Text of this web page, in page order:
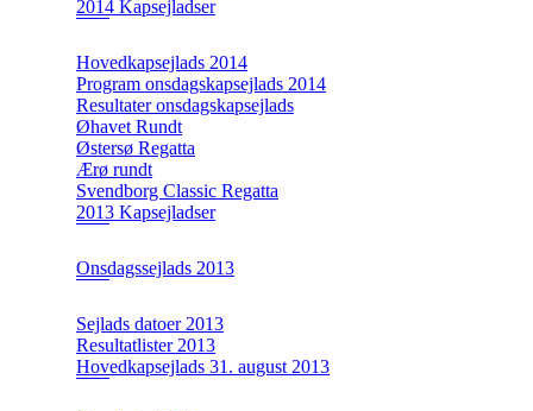
2014 Kapsejladser
Hovedkapsejlads 2014
Program onsdagskapsejlads 2014
Resultater onsdagskapsejlads
Øhavet Rundt
Østersø Regatta
Ærø rundt
Svendborg Classic Regatta
2013 Kapsejladser
Onsdagssejlads 2013
Sejlads datoer 2013
Resultatlister 2013
Hovedkapsejlads 31. august 2013